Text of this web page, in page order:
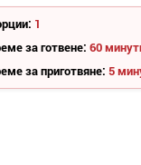
1
за готвене: 60
за приготвяне: 5